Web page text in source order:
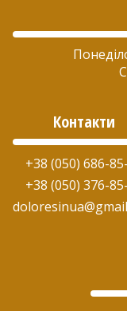
Контакти
+38 (050) 686-
+38 (050) 376-